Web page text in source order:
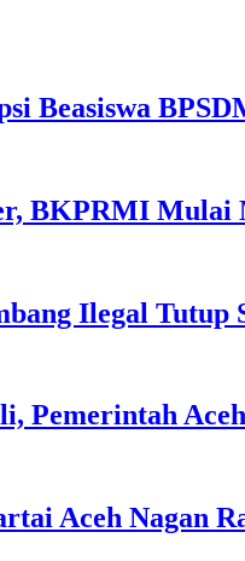
Beasiswa
BKPRMI Mulai
Ilegal Tutup
Pemerintah
Aceh Nagan